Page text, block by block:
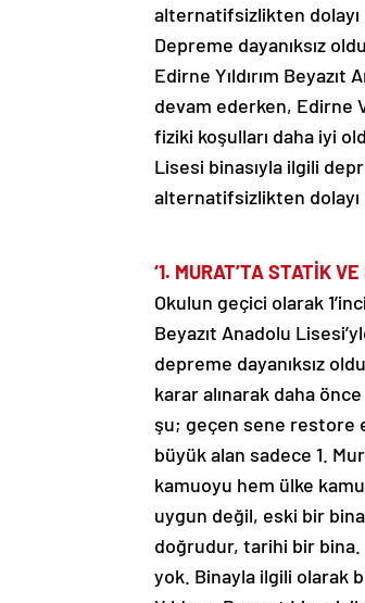
alternatifsizlikten dolayı
Depreme dayanıksız
Edirne Yıldırım
devam ederken, Edirne
fiziki koşulları daha iyi
Lisesi binasıyla ilgili
alternatifsizlikten dolayı
‘1. MURAT’TA STATİK
Okulun geçici olarak
Beyazıt Anadolu
depreme dayanıksız
karar alınarak daha
şu; geçen sene restore
büyük alan sadece 1.
kamuoyu hem ülke
uygun değil, eski bir
doğrudur, tarihi bir bina.
yok. Binayla ilgili olarak